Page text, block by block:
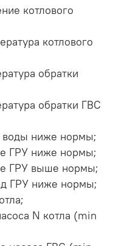
котлового
котлового
обратки
обратки ГВС
воды ниже нормы;
ГРУ ниже нормы;
ГРУ выше нормы;
ГРУ ниже нормы;
N котла (min